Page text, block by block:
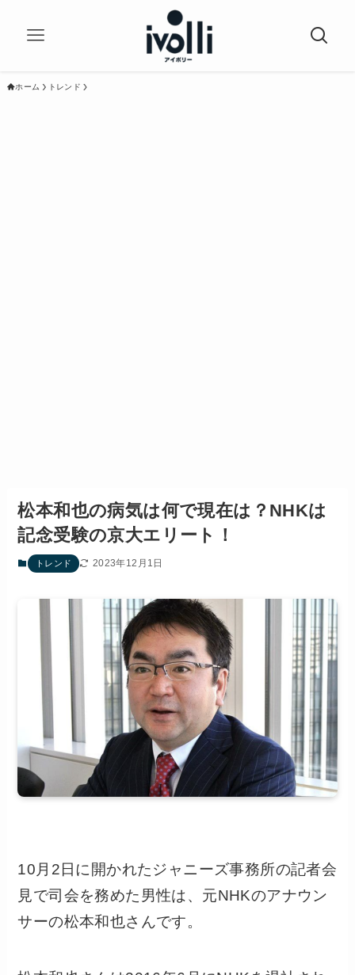
ホーム トレンド
松本和也の病気は何で現在は？NHKは
記念受験の京大エリート！
トレンド 2023年12月1日
10月2日に開かれたジャニーズ事務所の記者会
見で司会を務めた男性は、元NHKのアナウン
サーの松本和也さんです。